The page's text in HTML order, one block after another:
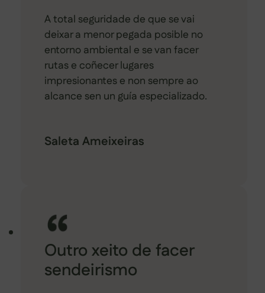
A total seguridade de que se vai
deixar a menor pegada posible no
entorno ambiental e se van facer
rutas e coñecer lugares
impresionantes e non sempre ao
alcance sen un guía especializado.
Saleta Ameixeiras
Outro xeito de facer
sendeirismo